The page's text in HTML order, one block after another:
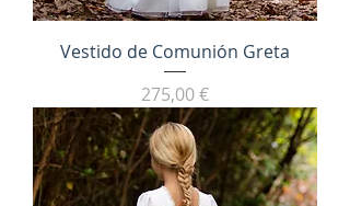
Vestido de Comunión Greta
Precio
275,00 €